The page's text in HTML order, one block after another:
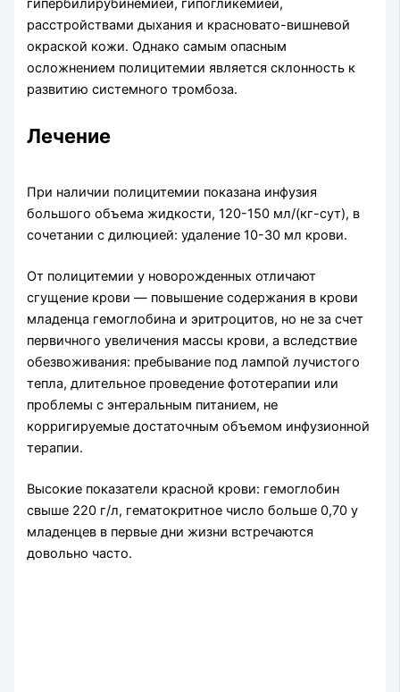
гипербилирубинемией, гипогликемией,
расстройства­ми дыхания и красновато-вишневой
окраской кожи. Однако са­мым опасным
осложнением полицитемии является склонность к
развитию системного тромбоза.
Лечение
При наличии полицитемии показана инфузия
большого объема жидкости, 120-150 мл/(кг-сут), в
сочетании с дилюцией: удаление 10-30 мл крови.
От полицитемии у новорожденных отличают
сгущение крови — повышение содержания в крови
младенца гемоглобина и эритроци­тов, но не за счет
первичного увеличения массы крови, а всле­дствие
обезвоживания: пребывание под лампой лучистого
тепла, длительное проведение фототерапии или
проблемы с энтераль­ным питанием, не
корригируемые достаточным объемом инфузионной
терапии.
Высокие показатели красной крови: гемоглобин
свыше 220 г/л, гематокритное число больше 0,70 у
младенцев в первые дни жизни встречаются
довольно часто.